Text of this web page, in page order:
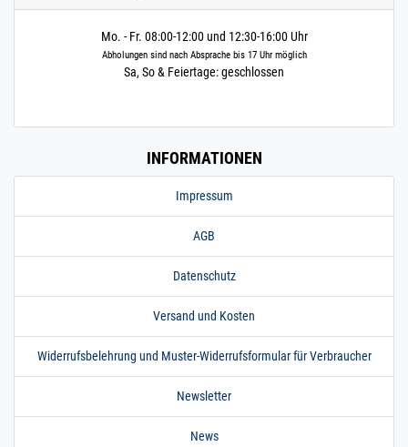
Mo. - Fr. 08:00-12:00 und 12:30-16:00 Uhr
Abholungen sind nach Absprache bis 17 Uhr möglich
Sa, So & Feiertage: geschlossen
INFORMATIONEN
Impressum
AGB
Datenschutz
Versand und Kosten
Widerrufsbelehrung und Muster-Widerrufsformular für Verbraucher
Newsletter
News